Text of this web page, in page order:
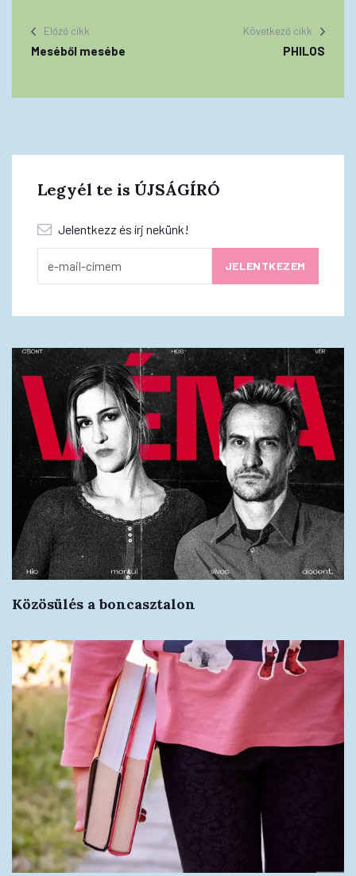
Előző cikk
Meséből mesébe
Következő cikk
PHILOS
Legyél te is ÚJSÁGÍRÓ
Jelentkezz és írj nekünk!
Közösülés a boncasztalon